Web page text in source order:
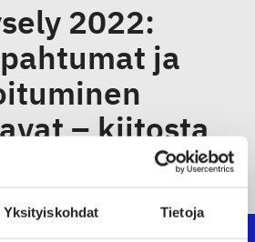
Yksityiskohdat Tietoja
2022:
ja
– kiitosta